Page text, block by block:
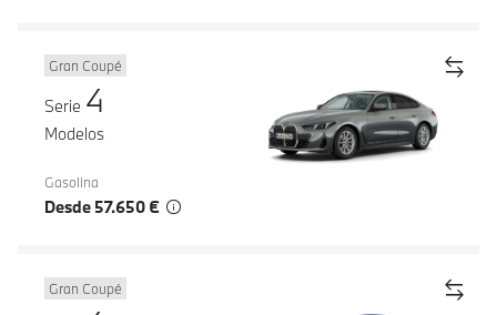
Gran Coupé
Serie 4
Modelos
Gasolina
Desde 57.650 €
Gran Coupé